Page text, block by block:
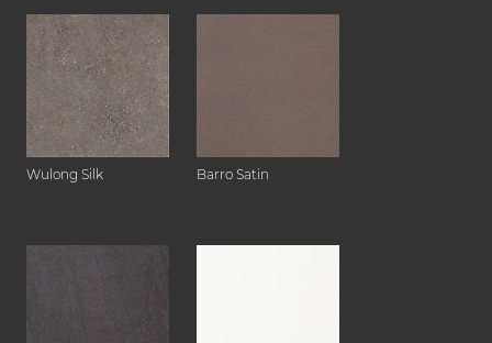
Wulong Silk Barro Satin